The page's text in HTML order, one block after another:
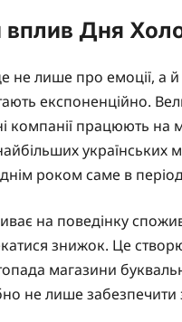
Дня
не лише про емоції, а
експоненційно.
компанії працюють
роком саме в
на поведінку
знижок. Це
магазини
не лише